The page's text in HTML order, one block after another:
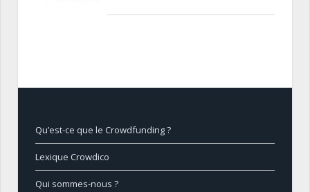
Qu’est-ce que le Crowdfunding ?
Lexique Crowdico
Qui sommes-nous ?